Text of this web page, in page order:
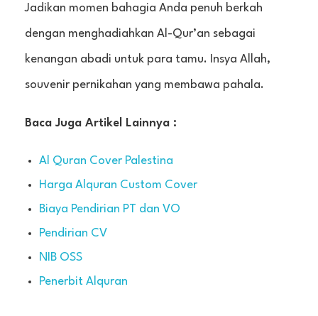
Jadikan momen bahagia Anda penuh berkah
dengan menghadiahkan Al-Qur’an sebagai
kenangan abadi untuk para tamu. Insya Allah,
souvenir pernikahan yang membawa pahala.
Baca Juga Artikel Lainnya :
Al Quran Cover Palestina
Harga Alquran Custom Cover
Biaya Pendirian PT dan VO
Pendirian CV
NIB OSS
Penerbit Alquran